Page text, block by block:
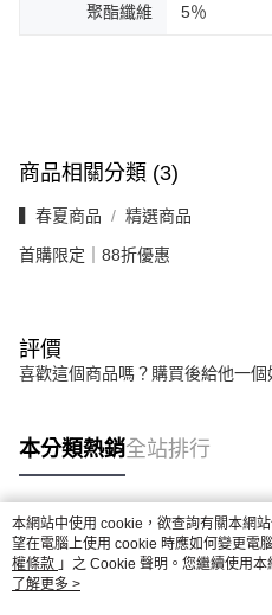
聚酯纖維 5％
商品相關分類 (3)
▍春夏商品 精選商品
首購限定｜88折優惠
評價
喜歡這個商品嗎？購買後給他一個
本分類熱銷全站排行
熱門標籤
本網站中使用 cookie，欲查詢有關本網
望在電腦上使用 cookie 時應如何變更電
權條款 」之 Cookie 聲明。您繼續使用
用條款之 Cookie 聲明使用 cookie。
了解更多 >